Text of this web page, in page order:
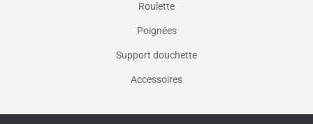
Roulette
Poignées
Support douchette
Accessoires